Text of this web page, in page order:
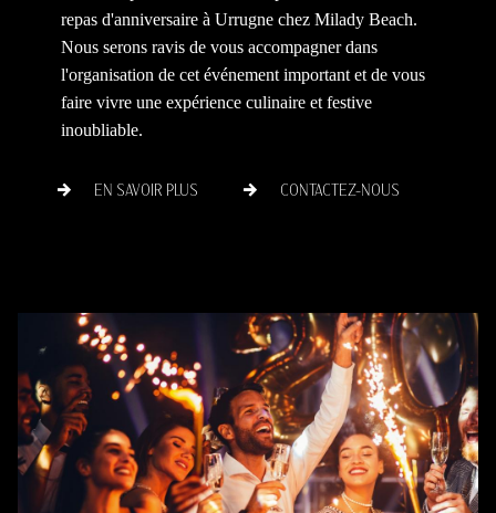
repas d'anniversaire à Urrugne chez Milady Beach.
Nous serons ravis de vous accompagner dans
l'organisation de cet événement important et de vous
faire vivre une expérience culinaire et festive
inoubliable.
EN SAVOIR PLUS CONTACTEZ-NOUS